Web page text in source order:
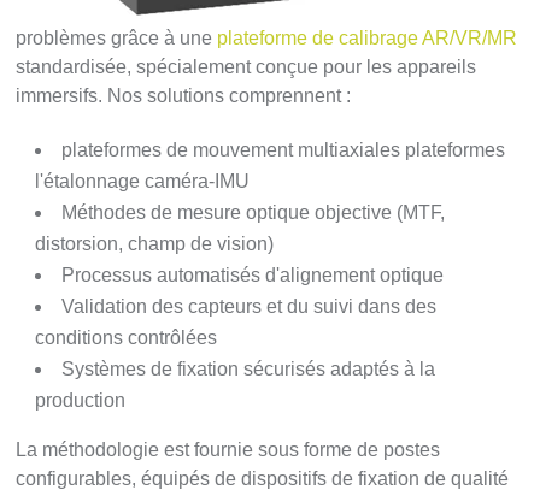
problèmes grâce à une plateforme de calibrage AR/VR/MR
standardisée, spécialement conçue pour les appareils
immersifs. Nos solutions comprennent :
plateformes de mouvement multiaxiales plateformes
l'étalonnage caméra-IMU
Méthodes de mesure optique objective (MTF,
distorsion, champ de vision)
Processus automatisés d'alignement optique
Validation des capteurs et du suivi dans des
conditions contrôlées
Systèmes de fixation sécurisés adaptés à la
production
La méthodologie est fournie sous forme de postes
configurables, équipés de dispositifs de fixation de qualité